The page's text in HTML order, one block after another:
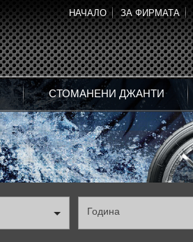
НАЧАЛО ЗА ФИРМАТА
СТОМАНЕНИ ДЖАНТИ
Година